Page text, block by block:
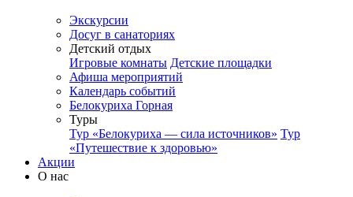
Экскурсии
Досуг в санаториях
Детский отдых
Игровые комнаты Детские площадки
Афиша мероприятий
Календарь событий
Белокуриха Горная
Туры
Тур «Белокуриха — сила источников» Тур
«Путешествие к здоровью»
Акции
О нас